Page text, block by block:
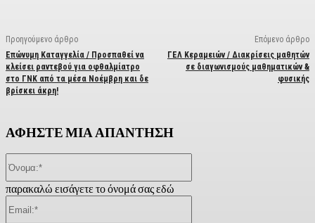
Προηγούμενο άρθρο
Επώνυμη Καταγγελία / Προσπαθεί να
κλείσει ραντεβού για οφθαλμίατρο
στο ΓΝΚ από τα μέσα Νοέμβρη και δε
βρίσκει άκρη!
Επόμενο άρθρο
ΓΕΛ Κεραμειών / Διακρίσεις μαθητών
σε διαγωνισμούς μαθηματικών &
φυσικής
ΑΦΗΣΤΕ ΜΙΑ ΑΠΑΝΤΗΣΗ
παρακαλώ εισάγετε το όνομά σας εδώ